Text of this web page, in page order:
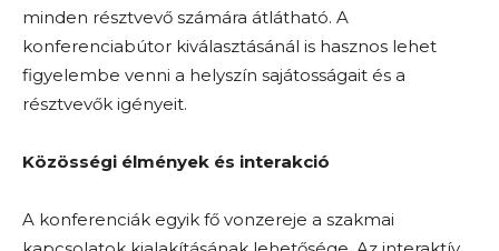
minden résztvevő számára átlátható. A
konferenciabútor kiválasztásánál is hasznos lehet
figyelembe venni a helyszín sajátosságait és a
résztvevők igényeit.
Közösségi élmények és interakció
A konferenciák egyik fő vonzereje a szakmai